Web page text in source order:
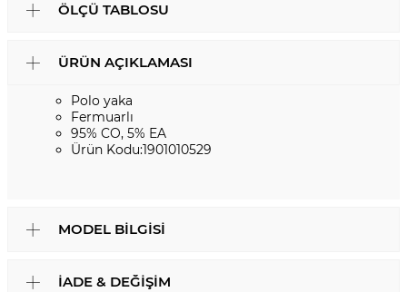
ÖLÇÜ TABLOSU
ÜRÜN AÇIKLAMASI
Polo yaka
Fermuarlı
95% CO, 5% EA
Ürün Kodu:1901010529
MODEL BILGISI
İADE & DEĞIŞIM